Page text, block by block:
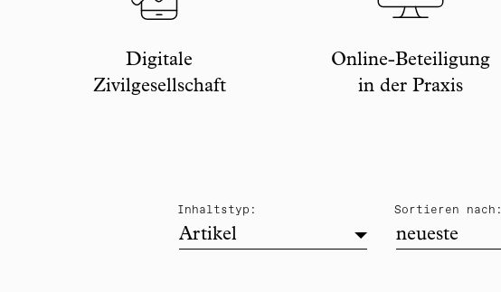
Digitale
Zivilgesellschaft
Online-Beteiligung
in der Praxis
Inhaltstyp:
Artikel
Sortieren nach:
neueste